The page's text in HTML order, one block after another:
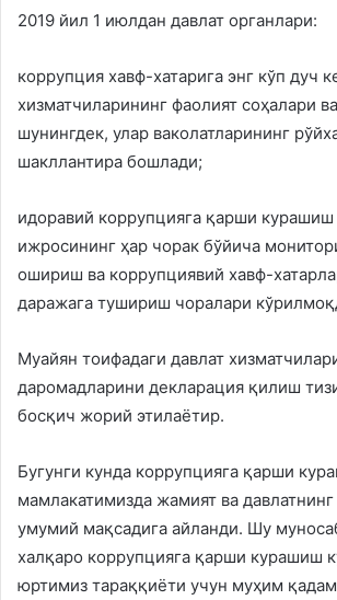
2019 йил 1 июлдан давлат органлари:
коррупция хавф-хатарига энг кўп дуч
хизматчиларининг фаолият соҳалари
шунингдек, улар ваколатларининг
шакллантира бошлади;
идоравий коррупцияга қарши курашиш
ижросининг ҳар чорак бўйича
ошириш ва коррупциявий хавф-
даражага тушириш чоралари
Муайян тоифадаги давлат
даромадларини декларация қилиш
босқич жорий этилаётир.
Бугунги кунда коррупцияга қарши
мамлакатимизда жамият ва
умумий мақсадига айланди. Шу
халқаро коррупцияга қарши курашиш
юртимиз тараққиёти учун муҳим